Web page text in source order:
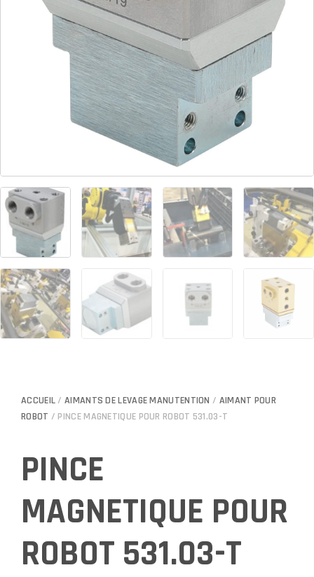
ACCUEIL /AIMANTS DE LEVAGE MANUTENTION / AIMANT POUR
ROBOT / PINCE MAGNETIQUE POUR ROBOT 531.03-T
PINCE
MAGNETIQUE POUR
ROBOT 531.03-T